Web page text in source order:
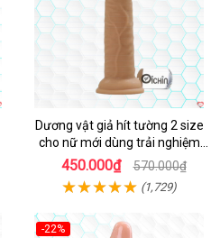
Dương vật giả hít tường 2 size
cho nữ mới dùng trải nghiệm
thật
450.000₫ 570.000₫
(1,729)
-22%